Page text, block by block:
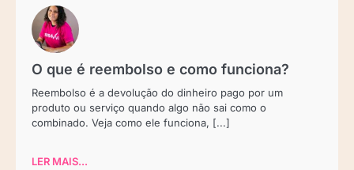
O que é reembolso e como funciona?
Reembolso é a devolução do dinheiro pago por um
produto ou serviço quando algo não sai como o
combinado. Veja como ele funciona, [...]
LER MAIS...